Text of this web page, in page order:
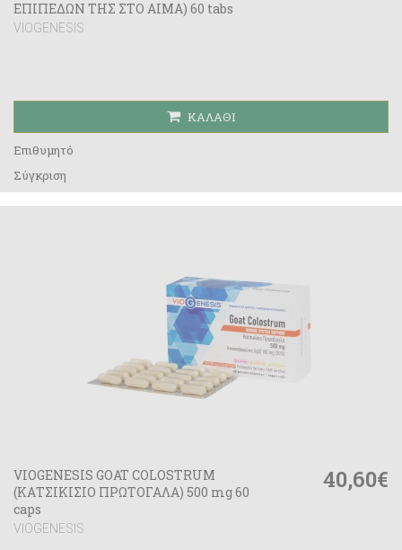
ΕΠΙΠΕΔΩΝ ΤΗΣ ΣΤΟ ΑΙΜΑ) 60 tabs
VIOGENESIS
ΚΑΛΆΘΙ
Επιθυμητό
Σύγκριση
VIOGENESIS GOAT COLOSTRUM
(ΚΑΤΣΙΚΙΣΙΟ ΠΡΩΤΟΓΑΛΑ) 500 mg 60
caps
VIOGENESIS
40,60€